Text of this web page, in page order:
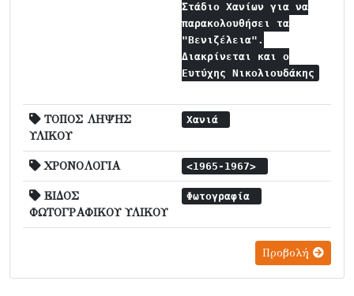
Στάδιο Χανίων για να
παρακολουθήσει τα
"Βενιζέλεια".
Διακρίνεται και ο
Ευτύχης Νικολιουδάκης
ΤΟΠΟΣ ΛΗΨΗΣ
ΥΛΙΚΟΥ
Χανιά
ΧΡΟΝΟΛΟΓΙΑ <1965-1967>
ΕΙΔΟΣ
ΦΩΤΟΓΡΑΦΙΚΟΥ ΥΛΙΚΟΥ
Φωτογραφία
Προβολή